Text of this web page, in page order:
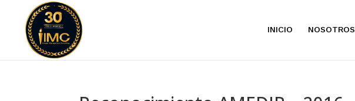
INICIO NOSOTROS